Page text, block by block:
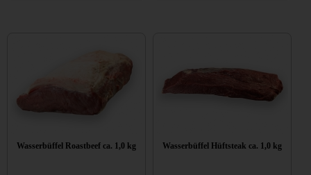
Wasserbüffel Roastbeef ca. 1,0 kg Wasserbüffel Hüftsteak ca. 1,0 kg